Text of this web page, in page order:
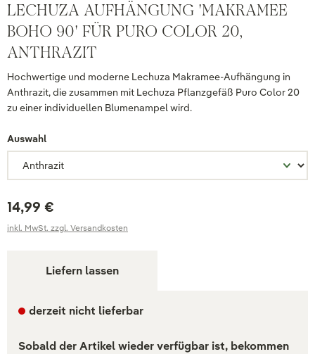
LECHUZA AUFHÄNGUNG 'MAKRAMEE
BOHO 90' FÜR PURO COLOR 20,
ANTHRAZIT
Hochwertige und moderne Lechuza Makramee-Aufhängung in
Anthrazit, die zusammen mit Lechuza Pflanzgefäß Puro Color 20
zu einer individuellen Blumenampel wird.
Auswahl
14,99 €
inkl. MwSt. zzgl. Versandkosten
Liefern lassen
derzeit nicht lieferbar
Sobald der Artikel wieder verfügbar ist, bekommen